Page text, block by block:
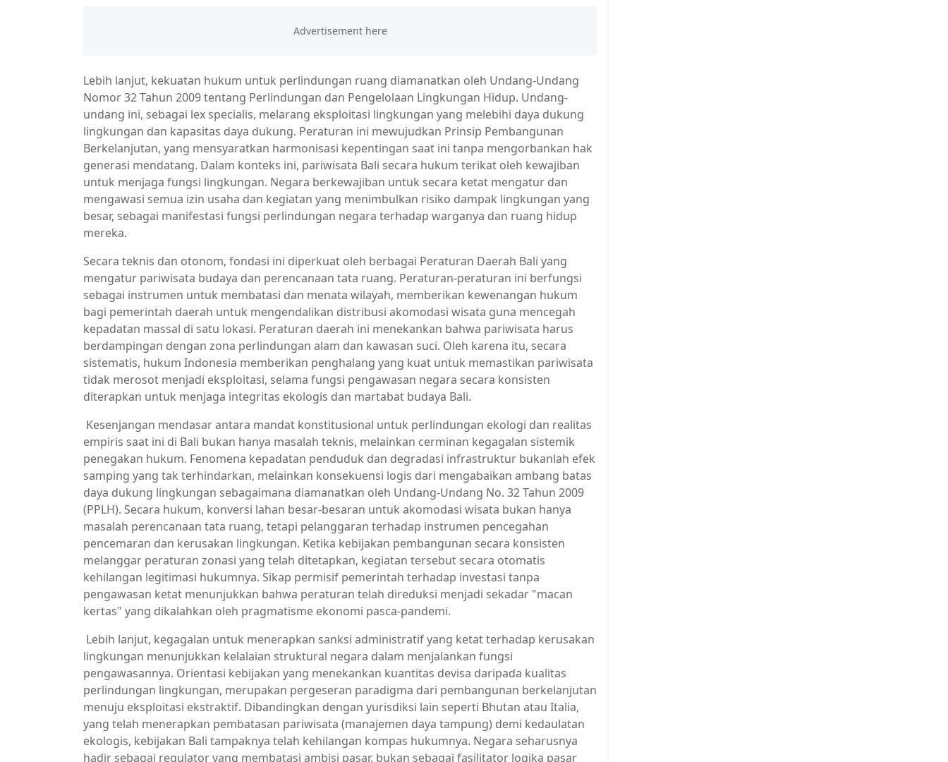
Lebih lanjut, kekuatan hukum untuk perlindungan ruang diamanatkan oleh Undang-Undang
Nomor 32 Tahun 2009 tentang Perlindungan dan Pengelolaan Lingkungan Hidup. Undang-
undang ini, sebagai lex specialis, melarang eksploitasi lingkungan yang melebihi daya dukung
lingkungan dan kapasitas daya dukung. Peraturan ini mewujudkan Prinsip Pembangunan
Berkelanjutan, yang mensyaratkan harmonisasi kepentingan saat ini tanpa mengorbankan hak
generasi mendatang. Dalam konteks ini, pariwisata Bali secara hukum terikat oleh kewajiban
untuk menjaga fungsi lingkungan. Negara berkewajiban untuk secara ketat mengatur dan
mengawasi semua izin usaha dan kegiatan yang menimbulkan risiko dampak lingkungan yang
besar, sebagai manifestasi fungsi perlindungan negara terhadap warganya dan ruang hidup
mereka.
Secara teknis dan otonom, fondasi ini diperkuat oleh berbagai Peraturan Daerah Bali yang
mengatur pariwisata budaya dan perencanaan tata ruang. Peraturan-peraturan ini berfungsi
sebagai instrumen untuk membatasi dan menata wilayah, memberikan kewenangan hukum
bagi pemerintah daerah untuk mengendalikan distribusi akomodasi wisata guna mencegah
kepadatan massal di satu lokasi. Peraturan daerah ini menekankan bahwa pariwisata harus
berdampingan dengan zona perlindungan alam dan kawasan suci. Oleh karena itu, secara
sistematis, hukum Indonesia memberikan penghalang yang kuat untuk memastikan pariwisata
tidak merosot menjadi eksploitasi, selama fungsi pengawasan negara secara konsisten
diterapkan untuk menjaga integritas ekologis dan martabat budaya Bali.
Kesenjangan mendasar antara mandat konstitusional untuk perlindungan ekologi dan realitas
empiris saat ini di Bali bukan hanya masalah teknis, melainkan cerminan kegagalan sistemik
penegakan hukum. Fenomena kepadatan penduduk dan degradasi infrastruktur bukanlah efek
samping yang tak terhindarkan, melainkan konsekuensi logis dari mengabaikan ambang batas
daya dukung lingkungan sebagaimana diamanatkan oleh Undang-Undang No. 32 Tahun 2009
(PPLH). Secara hukum, konversi lahan besar-besaran untuk akomodasi wisata bukan hanya
masalah perencanaan tata ruang, tetapi pelanggaran terhadap instrumen pencegahan
pencemaran dan kerusakan lingkungan. Ketika kebijakan pembangunan secara konsisten
melanggar peraturan zonasi yang telah ditetapkan, kegiatan tersebut secara otomatis
kehilangan legitimasi hukumnya. Sikap permisif pemerintah terhadap investasi tanpa
pengawasan ketat menunjukkan bahwa peraturan telah direduksi menjadi sekadar "macan
kertas" yang dikalahkan oleh pragmatisme ekonomi pasca-pandemi.
Lebih lanjut, kegagalan untuk menerapkan sanksi administratif yang ketat terhadap kerusakan
lingkungan menunjukkan kelalaian struktural negara dalam menjalankan fungsi
pengawasannya. Orientasi kebijakan yang menekankan kuantitas devisa daripada kualitas
perlindungan lingkungan, merupakan pergeseran paradigma dari pembangunan berkelanjutan
menuju eksploitasi ekstraktif. Dibandingkan dengan yurisdiksi lain seperti Bhutan atau Italia,
yang telah menerapkan pembatasan pariwisata (manajemen daya tampung) demi kedaulatan
ekologis, kebijakan Bali tampaknya telah kehilangan kompas hukumnya. Negara seharusnya
hadir sebagai regulator yang membatasi ambisi pasar, bukan sebagai fasilitator logika pasar